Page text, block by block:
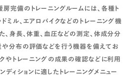
完備のトレーニングルームには、各種ト
ドミル、エアロバイクなどのトレーニング機
、身長、体重、血圧などの測定、体成分分
や分布の評価などを行う機器を備えてお
クやトレーニングの成果の確認などに利用
ディションに適したトレーニングメニュー